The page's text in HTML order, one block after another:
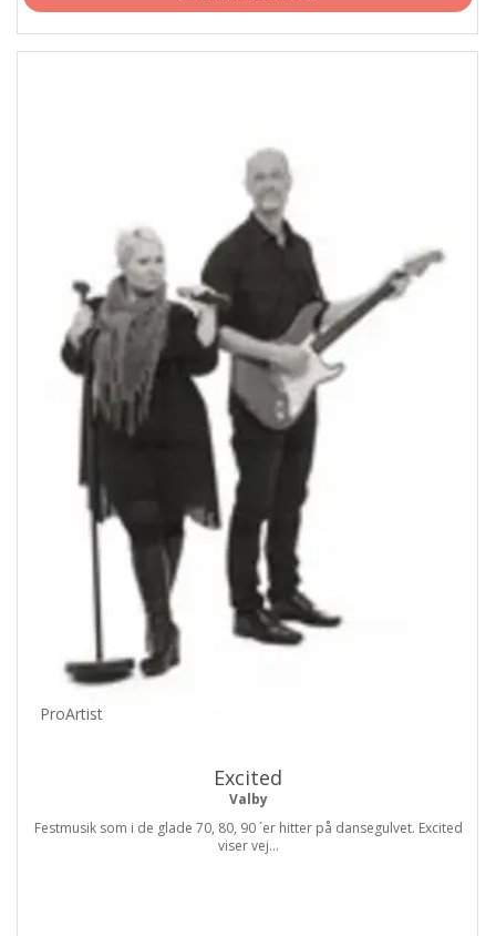
ProArtist
Excited
Valby
Festmusik som i de glade 70, 80, 90 ´er hitter på dansegulvet. Excited
viser vej...